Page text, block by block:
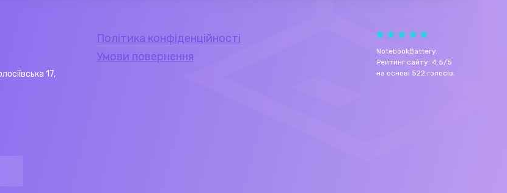
17,
Політика конфіденційності
Умови повернення
NotebookBattery.
Рейтинг сайту: 4.5/5
на основі 522 голосів.